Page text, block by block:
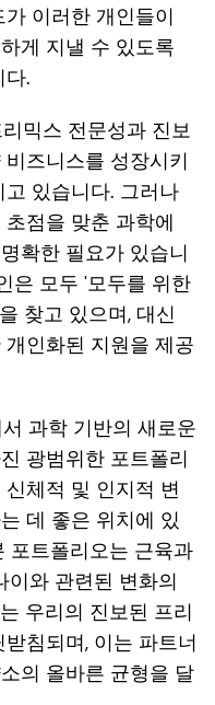
이러한 개인들이
게 지낼 수 있도록
.
믹스 전문성과 진보
즈니스를 성장시키
있습니다. 그러나
점을 맞춘 과학에
확한 필요가 있습니
은 모두 '모두를 위한
찾고 있으며, 대신
인화된 지원을 제공
과학 기반의 새로운
광범위한 포트폴리
체적 및 인지적 변
데 좋은 위치에 있
포트폴리오는 근육과
이와 관련된 변화의
우리의 진보된 프리
침되며, 이는 파트너
의 올바른 균형을 달